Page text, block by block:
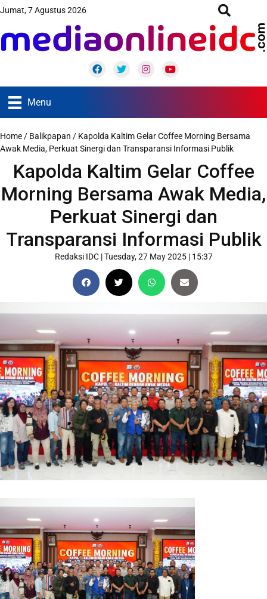
Jumat, 7 Agustus 2026
FacebookTwitter InstagramYoutube
Menu
Home / Balikpapan / Kapolda Kaltim Gelar Coffee Morning Bersama
Awak Media, Perkuat Sinergi dan Transparansi Informasi Publik
Kapolda Kaltim Gelar Coffee
Morning Bersama Awak Media,
Perkuat Sinergi dan
Transparansi Informasi Publik
Redaksi IDC |Tuesday, 27 May 2025 | 15:37